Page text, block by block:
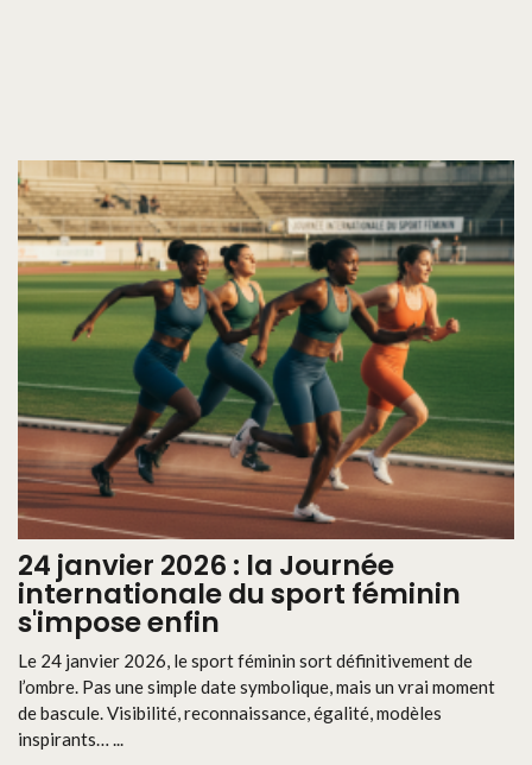
24 janvier 2026 : la Journée
internationale du sport féminin
s'impose enfin
Le 24 janvier 2026, le sport féminin sort définitivement de
l’ombre. Pas une simple date symbolique, mais un vrai moment
de bascule. Visibilité, reconnaissance, égalité, modèles
inspirants… ...